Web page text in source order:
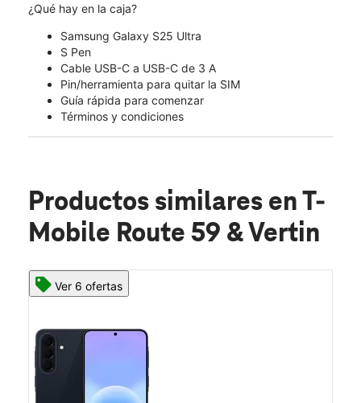
¿Qué hay en la caja?
Samsung Galaxy S25 Ultra
S Pen
Cable USB-C a USB-C de 3 A
Pin/herramienta para quitar la SIM
Guía rápida para comenzar
Términos y condiciones
Productos similares en T-
Mobile Route 59 & Vertin
Ver 6 ofertas